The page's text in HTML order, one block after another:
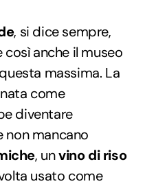
, si dice sempre,
anche il museo
massima. La
come
diventare
non mancano
, unvino di riso
usato come